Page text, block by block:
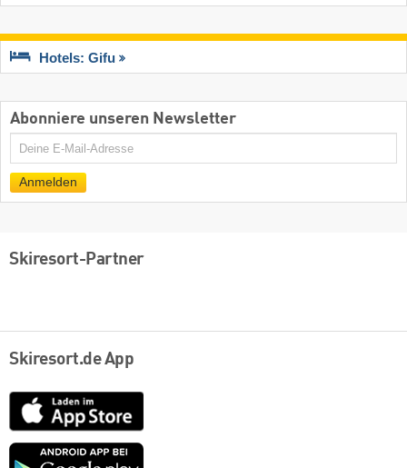
Hotels: Gifu
Abonniere unseren Newsletter
E-
Anmelden
Skiresort-Partner
Skiresort.de App
App
Store
Google